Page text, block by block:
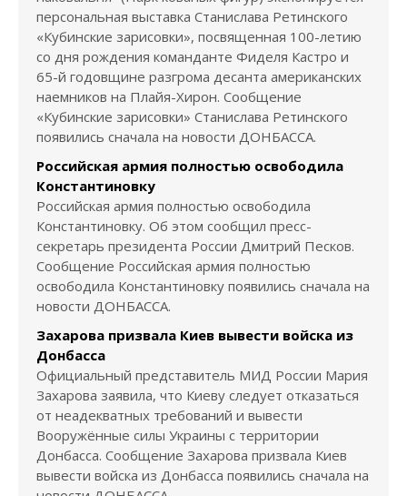
персональная выставка Станислава Ретинского
«Кубинские зарисовки», посвященная 100-летию
со дня рождения команданте Фиделя Кастро и
65-й годовщине разгрома десанта американских
наемников на Плайя-Хирон. Сообщение
«Кубинские зарисовки» Станислава Ретинского
появились сначала на новости ДОНБАССА.
Российская армия полностью освободила
Константиновку
Российская армия полностью освободила
Константиновку. Об этом сообщил пресс-
секретарь президента России Дмитрий Песков.
Сообщение Российская армия полностью
освободила Константиновку появились сначала на
новости ДОНБАССА.
Захарова призвала Киев вывести войска из
Донбасса
Официальный представитель МИД России Мария
Захарова заявила, что Киеву следует отказаться
от неадекватных требований и вывести
Вооружённые силы Украины с территории
Донбасса. Сообщение Захарова призвала Киев
вывести войска из Донбасса появились сначала на